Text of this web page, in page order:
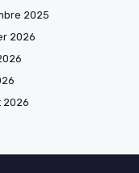
2025
2026
2026